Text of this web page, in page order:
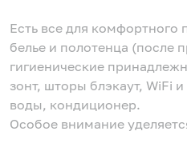
Есть все для комфортного
белье и полотенца (после
гигиенические
зонт, шторы блэкаут, WiFi
воды, кондиционер.
Особое внимание